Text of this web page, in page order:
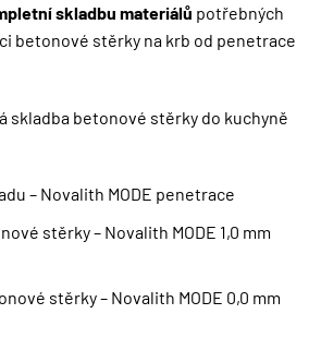
skladbu materiálů potřebných
betonové stěrky na krb od penetrace
skladba betonové stěrky do kuchyně
– Novalith MODE penetrace
stěrky – Novalith MODE 1,0 mm
stěrky – Novalith MODE 0,0 mm